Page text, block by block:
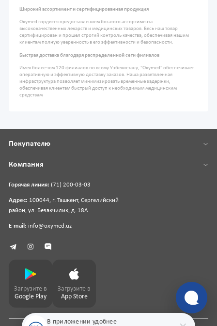
Широкий ассортимент и сертифицированная продукция
Oxymed гордится предоставлением богатого ассортимента
высококачественных лекарств и медицинских товаров. Весь наш товар
сертифицирован и прошел строгий контроль качества, обеспечивая нашим
клиентам полную уверенность в его эффективности и безопасности.
Быстрая доставка благодаря распределенной сети филиалов
Имея более чем 120 филиалов по всему Узбекистану, "Oxymed" обеспечивает
оперативную и эффективную доставку заказов. Наша разветвленная
инфраструктура позволяет минимизировать временные задержки,
обеспечивая клиентам быстрый доступ к необходимым медицинским
средствам
В приложении удобнее
Горячая линия: (71) 200-03-03
Адрес: 100044, г. Ташкент, Сергелийский
район, ул. Безакчилик, д. 18А
E-mail: info@oxymed.uz
Покупателю
Компания
Загрузите в
Google Play
Загрузите в
App Store